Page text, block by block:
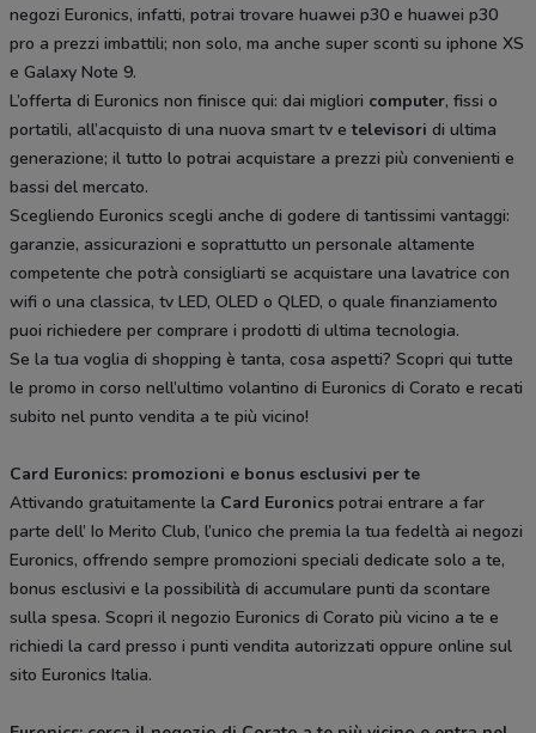
negozi Euronics, infatti, potrai trovare huawei p30 e huawei p30
pro a prezzi imbattili; non solo, ma anche super sconti su iphone XS
e Galaxy Note 9.
L’offerta di Euronics non finisce qui: dai migliori computer, fissi o
portatili, all’acquisto di una nuova smart tv etelevisori di ultima
generazione; il tutto lo potrai acquistare a prezzi più convenienti e
bassi del mercato.
Scegliendo Euronics scegli anche di godere di tantissimi vantaggi:
garanzie, assicurazioni e soprattutto un personale altamente
competente che potrà consigliarti se acquistare una lavatrice con
wifi o una classica, tv LED, OLED o QLED, o quale finanziamento
puoi richiedere per comprare i prodotti di ultima tecnologia.
Se la tua voglia di shopping è tanta, cosa aspetti? Scopri qui tutte
le promo in corso nell’ultimo volantino di Euronics di Corato e recati
subito nel punto vendita a te più vicino!
Card Euronics: promozioni e bonus esclusivi per te
Attivando gratuitamente la Card Euronics potrai entrare a far
parte dell’ Io Merito Club, l’unico che premia la tua fedeltà ai negozi
Euronics, offrendo sempre promozioni speciali dedicate solo a te,
bonus esclusivi e la possibilità di accumulare punti da scontare
sulla spesa. Scopri il negozio Euronics di Corato più vicino a te e
richiedi la card presso i punti vendita autorizzati oppure online sul
sito Euronics Italia.